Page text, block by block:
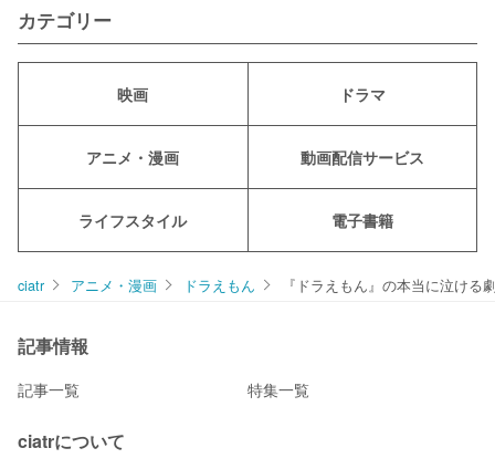
カテゴリー
映画 ドラマ
アニメ・漫画 動画配信サービス
ライフスタイル 電子書籍
ciatr アニメ・漫画 ドラえもん 『ドラえもん』の本当に泣ける
記事情報
記事一覧 特集一覧
ciatrについて